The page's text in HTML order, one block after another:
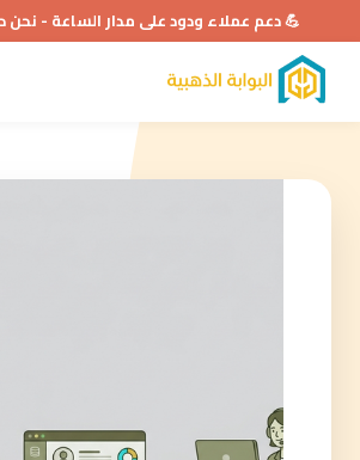
💪 دعم عملاء ودود على مدار الساعة - نحن دائمًا